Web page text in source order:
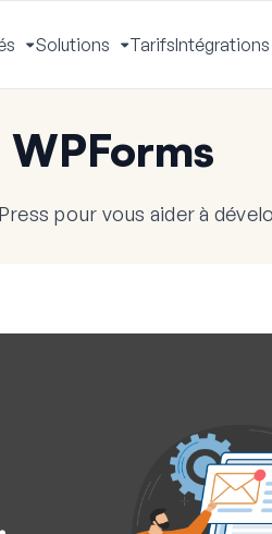
Activer
le
Solutions
Activer
le
TarifsIntégrations
WPForms
pour vous aider à